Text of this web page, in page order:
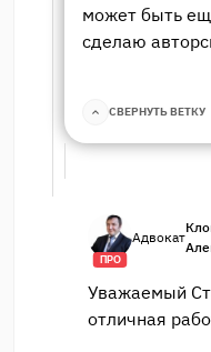
может быть
сделаю
СВЕРНУТЬ ВЕТКУ
ПРО
Адвокат
Уважаемый
отличная